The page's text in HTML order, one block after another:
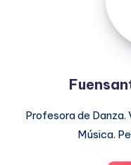
Profesora de
Música.